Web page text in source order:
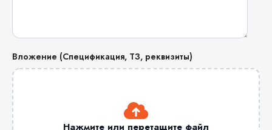
Вложение (Спецификация, ТЗ, реквизиты)
Нажмите или перетащите файл